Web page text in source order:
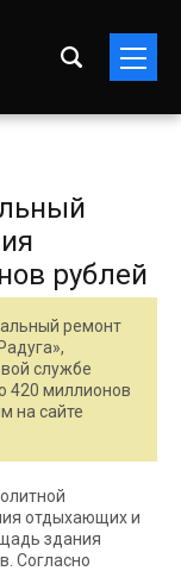
рублей
ремонт
службе
420 миллионов
на сайте
отдыхающих и
здания
Согласно